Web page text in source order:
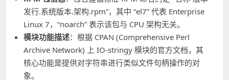
发行.系统版本.架构.rpm”，其中 “el7” 代表 Enterprise
Linux 7，“noarch” 表示该包与 CPU 架构无关。
模块功能描述：根据 CPAN (Comprehensive Perl
Archive Network) 上 IO-stringy 模块的官方文档，其
核心功能是提供对字符串进行类似文件句柄操作的对
象。